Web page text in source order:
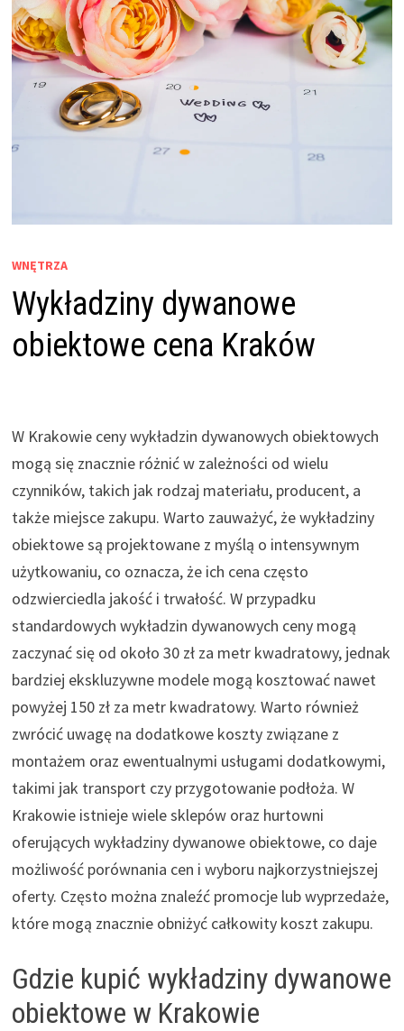
WNĘTRZA
Wykładziny dywanowe
obiektowe cena Kraków
W Krakowie ceny wykładzin dywanowych obiektowych
mogą się znacznie różnić w zależności od wielu
czynników, takich jak rodzaj materiału, producent, a
także miejsce zakupu. Warto zauważyć, że wykładziny
obiektowe są projektowane z myślą o intensywnym
użytkowaniu, co oznacza, że ich cena często
odzwierciedla jakość i trwałość. W przypadku
standardowych wykładzin dywanowych ceny mogą
zaczynać się od około 30 zł za metr kwadratowy, jednak
bardziej ekskluzywne modele mogą kosztować nawet
powyżej 150 zł za metr kwadratowy. Warto również
zwrócić uwagę na dodatkowe koszty związane z
montażem oraz ewentualnymi usługami dodatkowymi,
takimi jak transport czy przygotowanie podłoża. W
Krakowie istnieje wiele sklepów oraz hurtowni
oferujących wykładziny dywanowe obiektowe, co daje
możliwość porównania cen i wyboru najkorzystniejszej
oferty. Często można znaleźć promocje lub wyprzedaże,
które mogą znacznie obniżyć całkowity koszt zakupu.
Gdzie kupić wykładziny dywanowe
obiektowe w Krakowie